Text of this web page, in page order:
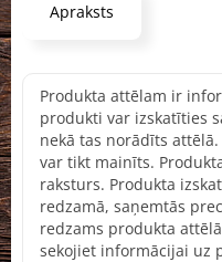
Apraksts
Produkta attēlam ir
produkti var izskatīties
nekā tas norādīts
var tikt mainīts.
raksturs. Produkta
redzamā, saņemtās
redzams produkta
sekojiet informācijai uz